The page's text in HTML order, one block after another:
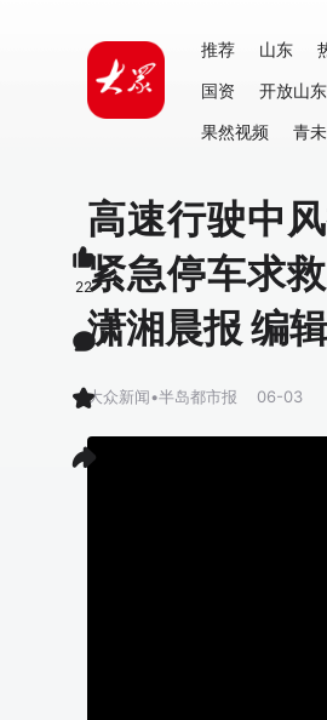
推荐 山东
国资
开放山东
果然视频
青
高速行驶中
紧急停车求
潇湘晨报 编辑
大众新闻•半岛都市报 06-03
22